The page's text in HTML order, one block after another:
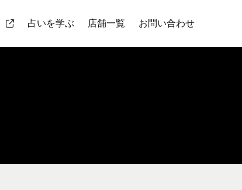
占いを学ぶ 店舗一覧 お問い合わせ